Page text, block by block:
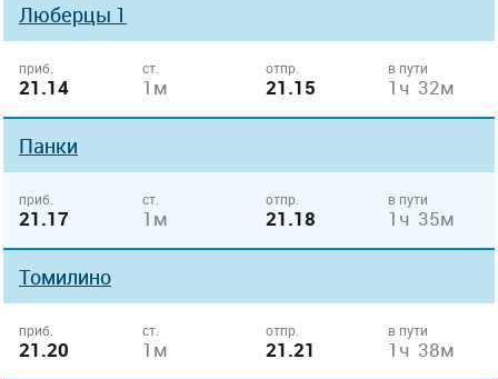
Люберцы 1
приб.
21.14
ст.
1м
отпр.
21.15
в пути
1ч 32м
Панки
приб.
21.17
ст.
1м
отпр.
21.18
в пути
1ч 35м
Томилино
приб.
21.20
ст.
1м
отпр.
21.21
в пути
1ч 38м